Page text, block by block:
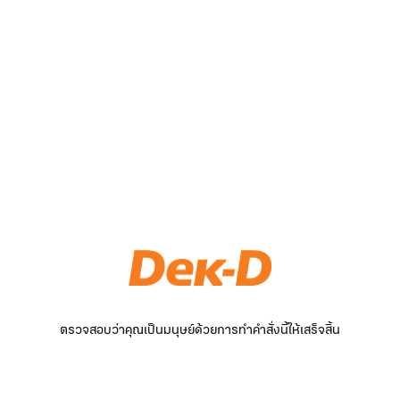
ตรวจสอบว่าคุณเป็นมนุษย์ด้วยการทำคำสั่งนี้ให้เสร็จสิ้น